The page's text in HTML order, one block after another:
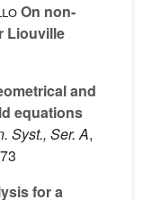
On non-
Liouville
and
equations
Syst., Ser. A,
for a